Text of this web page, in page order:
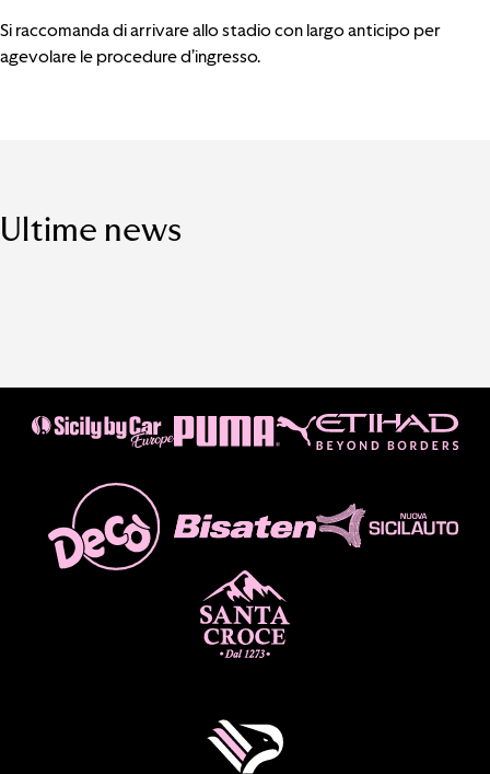
Si raccomanda di arrivare allo stadio con largo anticipo per
agevolare le procedure d’ingresso.
Ultime news